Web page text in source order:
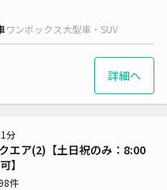
ワンボックス大型車・SUV
詳細へ
エア(2)【土日祝のみ：8:00
】
分
件